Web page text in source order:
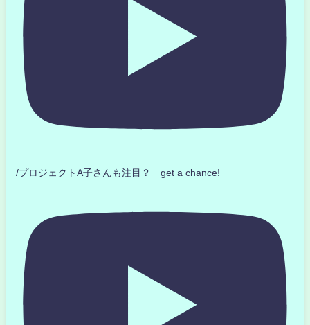
/プロジェクトA子さんも注目？ get a chance!